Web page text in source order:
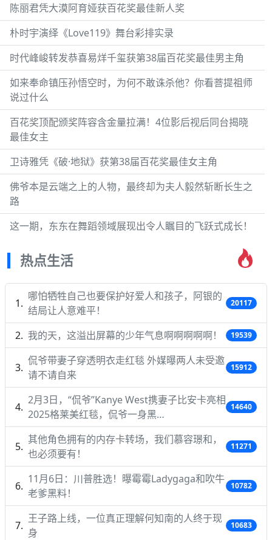
陈丽君凭大漠阿育娅获百花奖最佳新人奖
朴时宇演绎《Love119》舞台彩排实录
时代峰峻转发恭喜易烊千玺获第38届百花奖最佳男主角
如来奉命镇压孙悟空时，为何不敢诛杀他？你看菩提祖师
说过什么
百花奖顶配颁奖阵容含金量拉满！4位影后视后同台揭晓
最佳女主
卫诗雅凭《破·地狱》获第38届百花奖最佳女主角
佛爷本是云端之上的人物，最终却为夫人毅然斩断长生之
路
这一期，东东在舞蹈领域展现出令人瞩目的飞跃式成长！
热点生活
哪怕牺牲自己也要保护好爱人和孩子，阿银的
结局让人意难平！
20117
我的天，这溢出屏幕的少年气息啊啊啊啊啊！ 19539
侃爷带妻子穿透明衣走红毯 外媒曝两人未受邀
请不请自来
15912
2月3日，“侃爷”Kanye West携妻子比安卡亮相
2025格莱美红毯，侃爷一身黑…
14640
其他角色拥有的内存卡转场，我们慕容璟和，
也必须要有！
11271
11月6日：川普胜选！曝霉霉Ladygaga和吹牛
老爹黑料！
10782
王子路上线，一位真正理解何知南的人终于现
身
10683